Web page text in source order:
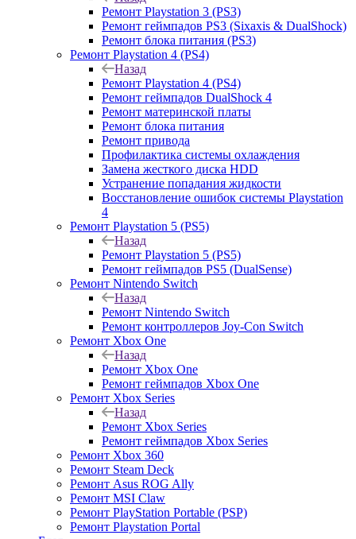
Ремонт Playstation 3 (PS3)
Ремонт геймпадов PS3 (Sixaxis & DualShock)
Ремонт блока питания (PS3)
Ремонт Playstation 4 (PS4)
Назад
Ремонт Playstation 4 (PS4)
Ремонт геймпадов DualShock 4
Ремонт материнской платы
Ремонт блока питания
Ремонт привода
Профилактика системы охлаждения
Замена жесткого диска HDD
Устранение попадания жидкости
Восстановление ошибок системы Playstation
4
Ремонт Playstation 5 (PS5)
Назад
Ремонт Playstation 5 (PS5)
Ремонт геймпадов PS5 (DualSense)
Ремонт Nintendo Switch
Назад
Ремонт Nintendo Switch
Ремонт контроллеров Joy-Con Switch
Ремонт Xbox One
Назад
Ремонт Xbox One
Ремонт геймпадов Xbox One
Ремонт Xbox Series
Назад
Ремонт Xbox Series
Ремонт геймпадов Xbox Series
Ремонт Xbox 360
Ремонт Steam Deck
Ремонт Asus ROG Ally
Ремонт MSI Claw
Ремонт PlayStation Portable (PSP)
Ремонт Playstation Portal